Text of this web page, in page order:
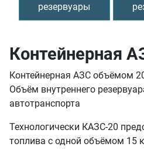
резервуары
Контейнерная
Контейнерная АЗС объёмом
Объём внутреннего
автотранспорта
Технологически КАЗС-20
топлива с одной объёмом 15